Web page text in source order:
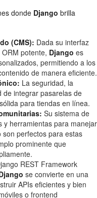
donde Django brilla
(CMS): Dada su interfaz
potente, Django es
permitiendo a los
de manera eficiente.
La seguridad, la
de integrar pasarelas de
para tiendas en línea.
Su sistema de
y herramientas para manejar
perfectos para estas
prominente que
REST Framework
se convierte en una
APIs eficientes y bien
o frontend